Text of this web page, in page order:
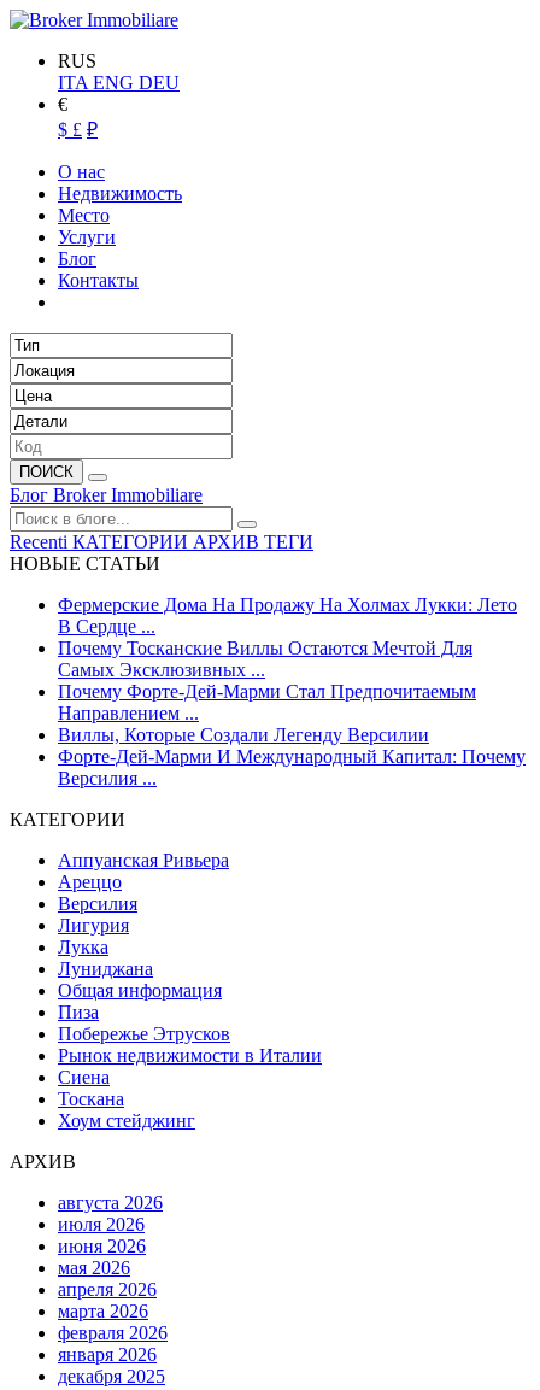
RUS
ITA ENG DEU
€
$ £ ₽
О нас
Недвижимость
Место
Услуги
Блог
Контакты
ПОИСК
Блог Broker Immobiliare
Recenti КАТЕГОРИИ АРХИВ ТЕГИ
НОВЫЕ СТАТЬИ
Фермерские Дома На Продажу На Холмах Лукки: Лето
В Сердце ...
Почему Тосканские Виллы Остаются Мечтой Для
Самых Эксклюзивных ...
Почему Форте-Дей-Марми Стал Предпочитаемым
Направлением ...
Виллы, Которые Создали Легенду Версилии
Форте-Дей-Марми И Международный Капитал: Почему
Версилия ...
КАТЕГОРИИ
Аппуанская Ривьера
Ареццо
Версилия
Лигурия
Лукка
Луниджана
Общая информация
Пиза
Побережье Этрусков
Рынок недвижимости в Италии
Сиена
Тоскана
Хоум стейджинг
АРХИВ
августа 2026
июля 2026
июня 2026
мая 2026
апреля 2026
марта 2026
февраля 2026
января 2026
декабря 2025